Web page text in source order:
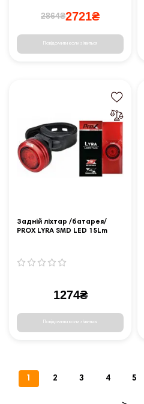
2864₴2721₴
Повідомити коли з'явиться
Задній ліхтар /батарея/
PROX LYRA SMD LED 15Lm
1274₴
Повідомити коли з'явиться
1 2 3 4 5